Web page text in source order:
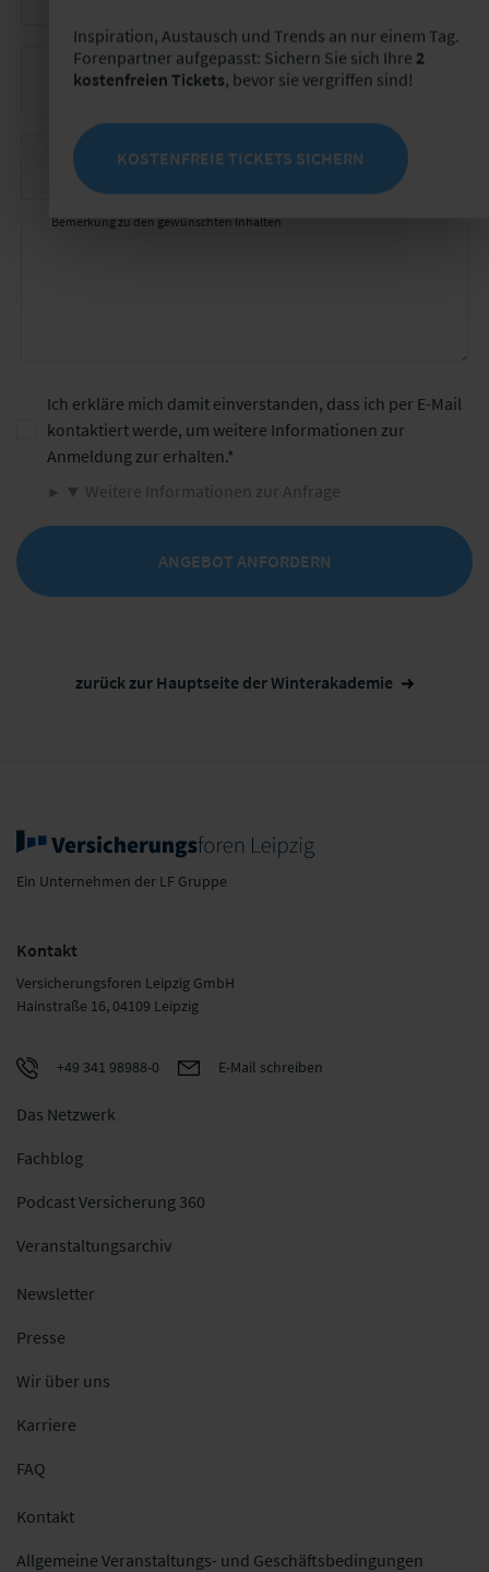
Gewünschter Veranstaltungsort
Gewünschter Durchführungszeitraum
Bemerkung zu den gewünschten Inhalten
Ich erkläre mich damit einverstanden, dass ich per E-Mail
kontaktiert werde, um weitere Informationen zur
Anmeldung zur erhalten.
▼ Weitere Informationen zur Anfrage
ANGEBOT ANFORDERN
zurück zur Hauptseite der Winterakademie
Inspiration, Austausch und Trends an nur einem Tag.
Forenpartner aufgepasst: Sichern Sie sich Ihre 2
kostenfreien Tickets, bevor sie vergriffen sind!
KOSTENFREIE TICKETS SICHERN
Ein Unternehmen der LF Gruppe
Kontakt
Versicherungsforen Leipzig GmbH
Hainstraße 16, 04109 Leipzig
+49 341 98988-0 E-Mail schreiben
Das Netzwerk
Fachblog
Podcast Versicherung 360
Veranstaltungsarchiv
Newsletter
Presse
Wir über uns
Karriere
FAQ
Kontakt
Allgemeine Veranstaltungs- und Geschäftsbedingungen